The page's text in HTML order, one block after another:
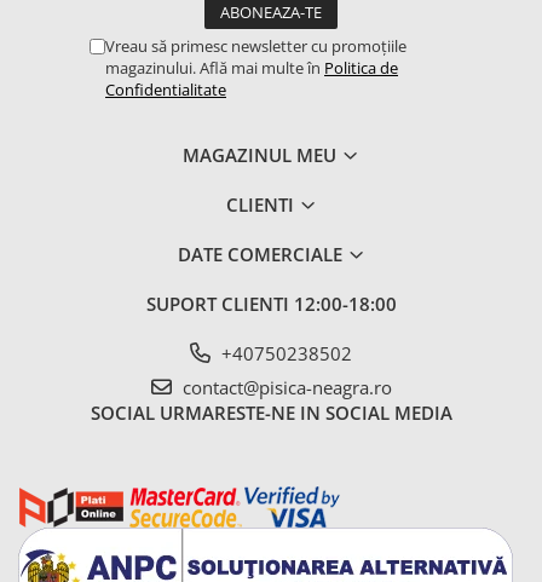
Vreau să primesc newsletter cu promoțiile
magazinului. Află mai multe în Politica de
Confidentialitate
MAGAZINUL MEU
CLIENTI
DATE COMERCIALE
SUPORT CLIENTI 12:00-18:00
+40750238502
contact@pisica-neagra.ro
SOCIAL URMARESTE-NE IN SOCIAL MEDIA